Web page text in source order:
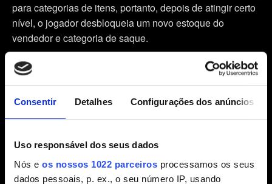
Consentir Detalhes Configurações dos anúncios
Uso responsável dos seus dados
Nós e os nossos 1022 parceiros processamos os seus
dados pessoais, p. ex., o seu número IP, usando
para categorias de itens, portanto, depois de atingir certo
nível, o jogador desbloqueia um novo estoque do
vendedor e categoria de saque.
Armas
Categoria 1a partir do nível 1
Categoria 2
a partir do nível 9
Categoria 5a partir do nível 33
Categoria 5++a partir do nível 51 (somente Phantom
Liberty)